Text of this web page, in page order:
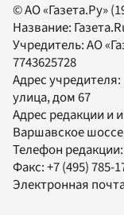
© АО «Газета.Ру»
Название:
Учредитель:АО
7743625728
Адрес
улица, дом 67
Адрес редакции и
Варшавское
Телефон редакции:
Факс:+7 (495) 785-
Электронная